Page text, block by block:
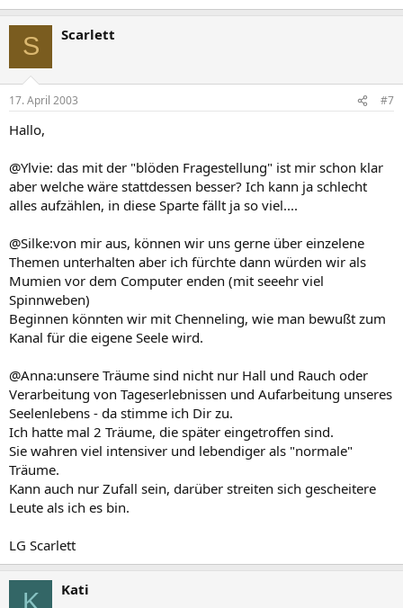
S Scarlett
17. April 2003 #7
Hallo,
@Ylvie: das mit der "blöden Fragestellung" ist mir schon klar
aber welche wäre stattdessen besser? Ich kann ja schlecht
alles aufzählen, in diese Sparte fällt ja so viel....
@Silke:von mir aus, können wir uns gerne über einzelene
Themen unterhalten aber ich fürchte dann würden wir als
Mumien vor dem Computer enden (mit seeehr viel
Spinnweben)
Beginnen könnten wir mit Chenneling, wie man bewußt zum
Kanal für die eigene Seele wird.
@Anna:unsere Träume sind nicht nur Hall und Rauch oder
Verarbeitung von Tageserlebnissen und Aufarbeitung unseres
Seelenlebens - da stimme ich Dir zu.
Ich hatte mal 2 Träume, die später eingetroffen sind.
Sie wahren viel intensiver und lebendiger als "normale"
Träume.
Kann auch nur Zufall sein, darüber streiten sich gescheitere
Leute als ich es bin.
LG Scarlett
K Kati